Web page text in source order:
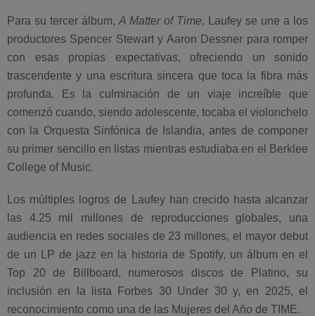
Para su tercer álbum, A Matter of Time, Laufey se une a los
productores Spencer Stewart y Aaron Dessner para romper
con esas propias expectativas, ofreciendo un sonido
trascendente y una escritura sincera que toca la fibra más
profunda. Es la culminación de un viaje increíble que
comenzó cuando, siendo adolescente, tocaba el violonchelo
con la Orquesta Sinfónica de Islandia, antes de componer
su primer sencillo en listas mientras estudiaba en el Berklee
College of Music.
Los múltiples logros de Laufey han crecido hasta alcanzar
las 4.25 mil millones de reproducciones globales, una
audiencia en redes sociales de 23 millones, el mayor debut
de un LP de jazz en la historia de Spotify, un álbum en el
Top 20 de Billboard, numerosos discos de Platino, su
inclusión en la lista Forbes 30 Under 30 y, en 2025, el
reconocimiento como una de las Mujeres del Año de TIME.